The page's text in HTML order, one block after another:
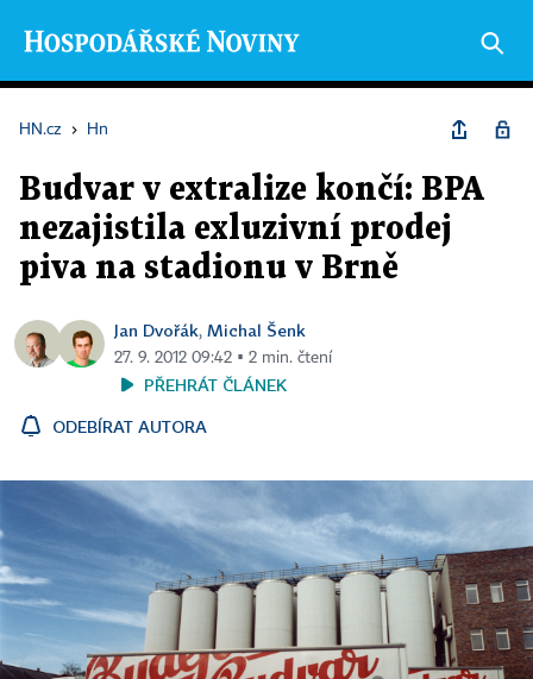
HN.cz › Hn
Budvar v extralize končí: BPA
nezajistila exluzivní prodej
piva na stadionu v Brně
Jan Dvořák, Michal Šenk
27. 9. 2012 09:42 ▪ 2 min. čtení
PŘEHRÁT ČLÁNEK
ODEBÍRAT AUTORA